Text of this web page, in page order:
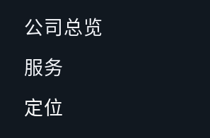
公司总览
服务
定位